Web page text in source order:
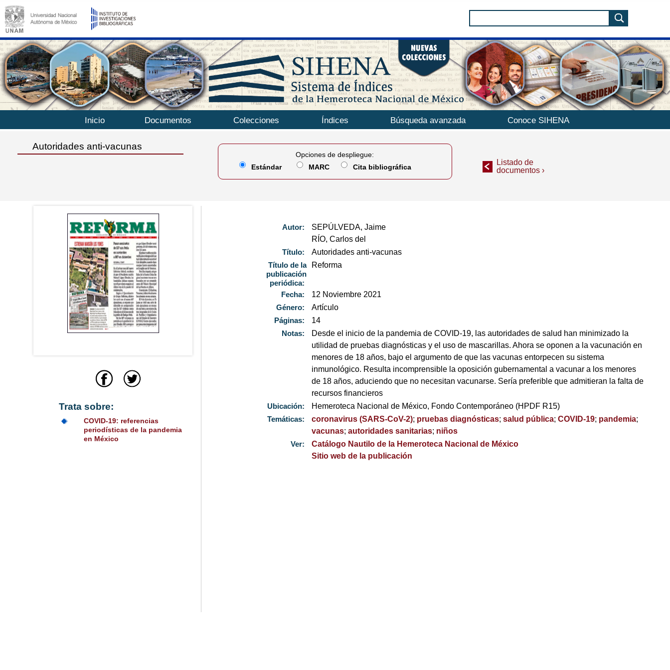
Inicio Documentos Colecciones Índices Búsqueda avanzada Conoce SIHENA
Autoridades anti-vacunas
Listado de
documentos ›
Opciones de despliegue:
Estándar
MARC Cita bibliográfica
Trata sobre:
COVID-19: referencias
periodísticas de la pandemia
en México
Autor:
SEPÚLVEDA, Jaime
RÍO, Carlos del
Título:
Autoridades anti-vacunas
Título de la
publicación
periódica:
Reforma
Fecha:
12 Noviembre 2021
Género:
Artículo
Páginas:
14
Notas:
Desde el inicio de la pandemia de COVID-19, las autoridades de salud han minimizado la
utilidad de pruebas diagnósticas y el uso de mascarillas. Ahora se oponen a la vacunación en
menores de 18 años, bajo el argumento de que las vacunas entorpecen su sistema
inmunológico. Resulta incomprensible la oposición gubernamental a vacunar a los menores
de 18 años, aduciendo que no necesitan vacunarse. Sería preferible que admitieran la falta de
recursos financieros
Ubicación:
Hemeroteca Nacional de México, Fondo Contemporáneo (HPDF R15)
Temáticas:
coronavirus (SARS-CoV-2); pruebas diagnósticas;salud pública;COVID-19; pandemia;
vacunas;autoridades sanitarias; niños
Ver:
Catálogo Nautilo de la Hemeroteca Nacional de México
Sitio web de la publicación